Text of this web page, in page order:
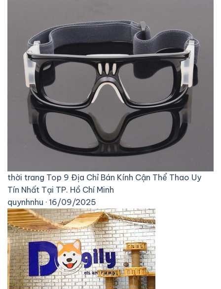
thời trang Top 9 Địa Chỉ Bán Kính Cận Thể Thao Uy
Tín Nhất Tại TP. Hồ Chí Minh
quynhnhu · 16/09/2025